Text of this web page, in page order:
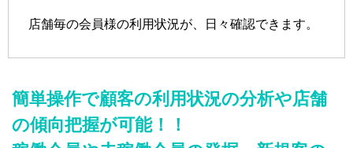
店舗毎の会員様の利用状況が、日々確認できます。
簡単操作で顧客の利用状況の分析や店舗
の傾向把握が可能！！